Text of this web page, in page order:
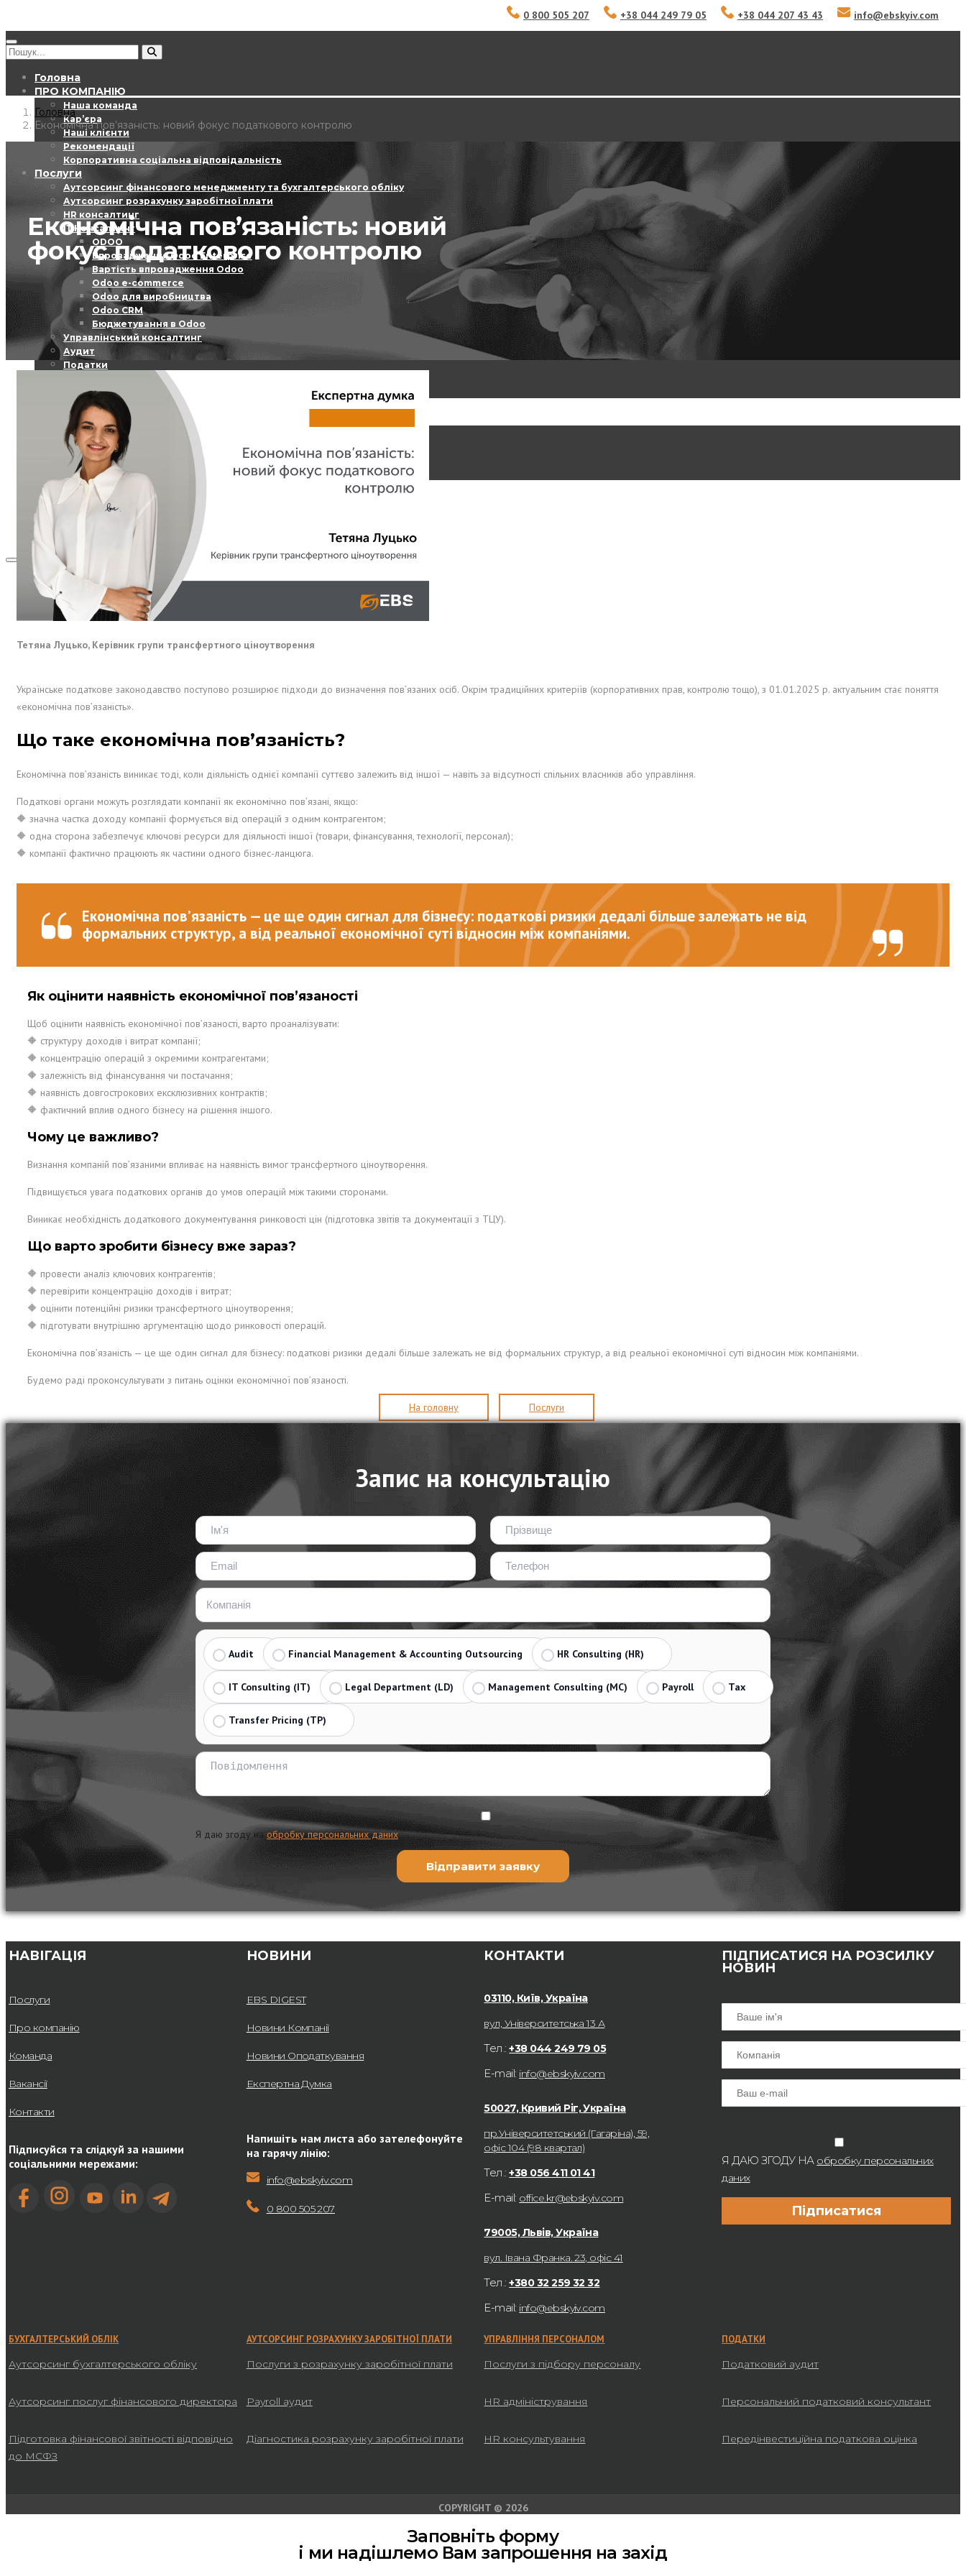
0 800 505 207 +38 044 249 79 05 +38 044 207 43 43 info@ebskyiv.com
Головна
ПРО КОМПАНІЮ
Наша команда
Кар’єра
Наші клієнти
Рекомендації
Корпоративна соціальна відповідальність
Послуги
Аутсорсинг фінансового менеджменту та бухгалтерського обліку
Аутсорсинг розрахунку заробітної плати
HR консалтинг
ІТ Консалтинг
ODOO
Впровадження Odoo Enterprise
Вартість впровадження Odoo
Odoo e-commerce
Odoo для виробництва
Odoo CRM
Бюджетування в Odoo
Управлінський консалтинг
Аудит
Податки
Трансфертне ціноутворення
Юридичні послуги
EBS – DIGEST
НОВИНИ
Події
Експертна думка
Новини компанії
Новини законодавства
КОНТАКТИ
UA
Головна
Економічна пов’язаність: новий фокус податкового контролю
Економічна пов’язаність: новий
фокус податкового контролю
Тетяна Луцько, Керівник групи трансфертного ціноутворення
Українське податкове законодавство поступово розширює підходи до визначення пов’язаних осіб. Окрім традиційних критеріїв (корпоративних прав, контролю тощо), з 01.01.2025 р. актуальним стає поняття
«економічна пов’язаність».
Що таке економічна пов’язаність?
Економічна пов’язаність виникає тоді, коли діяльність однієї компанії суттєво залежить від іншої — навіть за відсутності спільних власників або управління.
Податкові органи можуть розглядати компанії як економічно пов’язані, якщо:
🔶 значна частка доходу компанії формується від операцій з одним контрагентом;
🔶 одна сторона забезпечує ключові ресурси для діяльності іншої (товари, фінансування, технології, персонал);
🔶 компанії фактично працюють як частини одного бізнес-ланцюга.
Економічна пов’язаність — це ще один сигнал для бізнесу: податкові ризики дедалі більше залежать не від
формальних структур, а від реальної економічної суті відносин між компаніями.
Як оцінити наявність економічної пов’язаності
Щоб оцінити наявність економічної пов’язаності, варто проаналізувати:
🔶 структуру доходів і витрат компанії;
🔶 концентрацію операцій з окремими контрагентами;
🔶 залежність від фінансування чи постачання;
🔶 наявність довгострокових ексклюзивних контрактів;
🔶 фактичний вплив одного бізнесу на рішення іншого.
Чому це важливо?
Визнання компаній пов’язаними впливає на наявність вимог трансфертного ціноутворення.
Підвищується увага податкових органів до умов операцій між такими сторонами.
Виникає необхідність додаткового документування ринковості цін (підготовка звітів та документації з ТЦУ).
Що варто зробити бізнесу вже зараз?
🔶 провести аналіз ключових контрагентів;
🔶 перевірити концентрацію доходів і витрат;
🔶 оцінити потенційні ризики трансфертного ціноутворення;
🔶 підготувати внутрішню аргументацію щодо ринковості операцій.
Економічна пов’язаність — це ще один сигнал для бізнесу: податкові ризики дедалі більше залежать не від формальних структур, а від реальної економічної суті відносин між компаніями.
Будемо раді проконсультувати з питань оцінки економічної пов’язаності.
На головну Послуги
Запис на консультацію
Audit Financial Management & Accounting Outsourcing HR Consulting (HR)
IT Consulting (IT) Legal Department (LD) Management Consulting (MC) Payroll Tax
Transfer Pricing (TP)
Я даю згоду наобробку персональних даних
НАВІГАЦІЯ
Послуги
Про компанію
Команда
Вакансії
Контакти
Підписуйся та слідкуй за нашими
соціальними мережами:
НОВИНИ
EBS DIGEST
Новини Компанії
Новини Оподаткування
Експертна Думка
Напишіть нам листа або зателефонуйте
на гарячу лінію:
info@ebskyiv.com
0 800 505 207
КОНТАКТИ
03110, Київ, Україна
вул, Університетська 13 А
Тел.:+38 044 249 79 05
E-mail: info@ebskyiv.com
50027, Кривий Ріг, Україна
пр.Університетський (Гагаріна), 59,
офіс 104 (98 квартал)
Тел.:+38 056 411 01 41
E-mail: office.kr@ebskyiv.com
79005, Львів, Україна
вул. Івана Франка. 23, офіс 41
Тел.:+380 32 259 32 32
E-mail: info@ebskyiv.com
ПІДПИСАТИСЯ НА РОЗСИЛКУ
НОВИН
Я ДАЮ ЗГОДУ НА обробку персональних
даних
БУХГАЛТЕРСЬКИЙ ОБЛІК
Аутсорсинг бухгалтерського обліку
Аутсорсинг послуг фінансового директора
Підготовка фінансової звітності відповідно
до МСФЗ
АУТСОРСИНГ РОЗРАХУНКУ ЗАРОБІТНОЇ ПЛАТИ
Послуги з розрахунку заробітної плати
Payroll аудит
Діагностика розрахунку заробітної плати
УПРАВЛІННЯ ПЕРСОНАЛОМ
Послуги з підбору персоналу
HR адміністрування
HR консультування
ПОДАТКИ
Податковий аудит
Персональний податковий консультант
Передінвестиційна податкова оцінка
COPYRIGHT © 2026
Заповніть форму
і ми надішлемо Вам запрошення на захід